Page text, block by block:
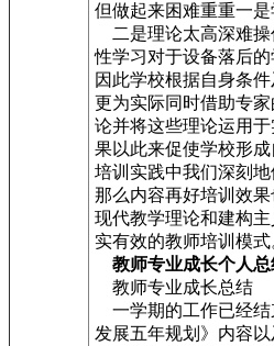
但做起来困难重重一
二是理论太高深难操
性学习对于设备落后的
因此学校根据自身条
更为实际同时借助专
论并将这些理论运用
果以此来促使学校形
培训实践中我们深刻
那么内容再好培训效
现代教学理论和建构
实有效的教师培训模式
教师专业成长个人总
教师专业成长总结
一学期的工作已经结
发展五年规划》内容